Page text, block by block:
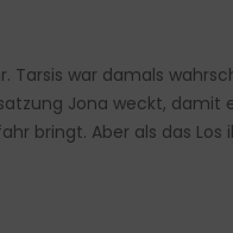
war damals
Jona weckt,
bringt. Aber als das